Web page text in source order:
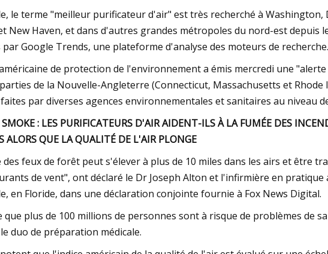
le terme "meilleur purificateur d'air" est très recherché à Washington,
New Haven, et dans d'autres grandes métropoles du nord-est depuis
par Google Trends, une plateforme d'analyse des moteurs de recherche.
de protection de l'environnement a émis mercredi une
de la Nouvelle-Angleterre (Connecticut, Massachusetts et Rhode
par diverses agences environnementales et sanitaires au niveau
: LES PURIFICATEURS D'AIR AIDENT-ILS À LA FUMÉE DES
ALORS QUE LA QUALITÉ DE L'AIR PLONGE
des feux de forêt peut s'élever à plus de 10 miles dans les airs et être
de vent", ont déclaré le Dr Joseph Alton et l'infirmière en pratique
en Floride, dans une déclaration conjointe fournie à Fox News Digital.
que plus de 100 millions de personnes sont à risque de problèmes de
duo de préparation médicale.